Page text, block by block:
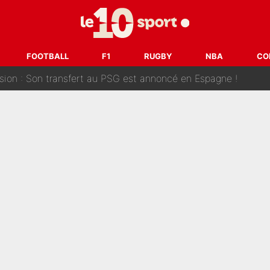
FOOTBALL F1 RUGBY NBA
McCourt, démission de Roberto De Zerbi : Medhi Benatia se lâche sur
est attaqué après son dérapage sur CNews : «Et lui, il prend
: Son transfert au PSG est annoncé en Espagne !